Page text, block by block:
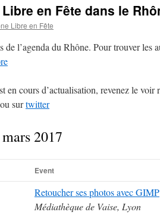
en Fête dans le
Libre en Fête
de l’agenda du Rhône. Pour trouver les
en cours d’actualisation, revenez le voir
ou surtwitter
2017
Event
Retoucher ses photos avec GIMP
Médiathèque de Vaise, Lyon